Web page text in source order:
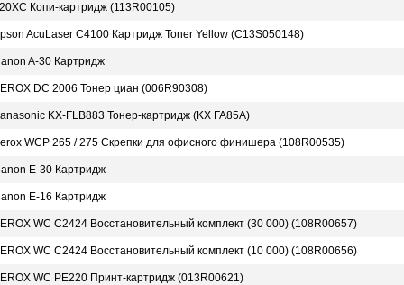
Копи-картридж (113R00105)
AcuLaser C4100 Картридж Toner Yellow (C13S050148)
A-30 Картридж
DC 2006 Тонер циан (006R90308)
KX-FLB883 Тонер-картридж (KX FA85A)
WCP 265 / 275 Скрепки для офисного финишера (108R00535)
E-30 Картридж
E-16 Картридж
WC C2424 Восстановительный комплект (30 000) (108R00657)
WC C2424 Восстановительный комплект (10 000) (108R00656)
WC PE220 Принт-картридж (013R00621)